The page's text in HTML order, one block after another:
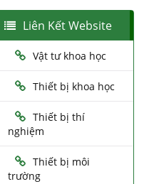
Liên Kết Website
Vật tư khoa học
Thiết bị khoa học
Thiết bị thí
nghiệm
Thiết bị môi
trường